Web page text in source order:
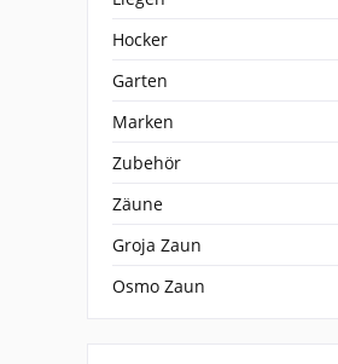
Hocker
Garten
Marken
Zubehör
Zäune
Groja Zaun
Osmo Zaun